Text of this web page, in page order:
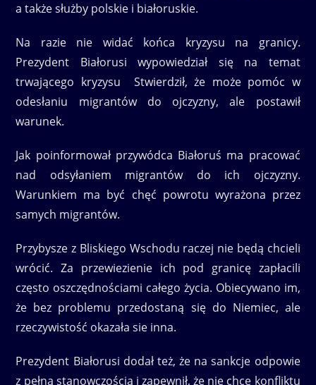
a także służby polskie i białoruskie.
Na razie nie widać końca kryzysu na granicy.
Prezydent Białorusi wypowiedział się na temat
trwającego kryzysu Stwierdził, że może pomóc w
odesłaniu migrantów do ojczyzny, ale postawił
warunek.
Jak poinformował przywódca Białoruś ma pracować
nad odsyłaniem migrantów do ich ojczyzny.
Warunkiem ma być chęć powrotu wyrażona przez
samych migrantów.
Przybysze z Bliskiego Wschodu raczej nie będą chcieli
wrócić. Za przewiezienie ich pod granicę zapłacili
często oszczędnościami całego życia. Obiecywano im,
że bez problemu przedostaną się do Niemiec, ale
rzeczywistość okazała sie inna.
Prezydent Białorusi dodał też, że na sankcje odpowie
z pełną stanowczością i zapewnił, że nie chce konfliktu